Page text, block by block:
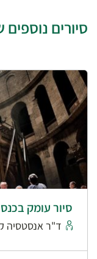
סיורים נוספים
סיור עומק
ד"ר אנסטסיה